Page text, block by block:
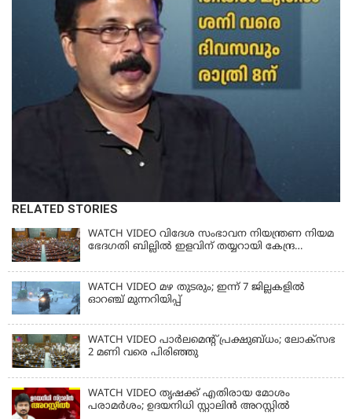
RELATED STORIES
WATCH VIDEO വിദേശ സംഭാവന നിയന്ത്രണ നിയമ
ഭേദഗതി ബില്ലില്‍ ഇളവിന് തയ്യറായി കേന്ദ്ര
WATCH VIDEO മഴ തുടരും; ഇന്ന് 7 ജില്ലകളിൽ
ഓറഞ്ച് മുന്നറിയിപ്പ്
WATCH VIDEO പാർലമെൻ്റ് പ്രക്ഷുബ്ധം; ലോക്സഭ
2 മണി വരെ പിരിഞ്ഞു
WATCH VIDEO തൃഷക്ക് എതിരായ മോശം
പരാമര്‍ശം; ഉദയനിധി സ്റ്റാലിൻ അറസ്റ്റിൽ